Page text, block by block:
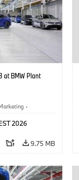
at BMW Plant
·
2026
9.75 MB